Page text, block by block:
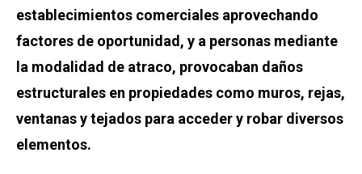
establecimientos comerciales aprovechando
factores de oportunidad, y a personas mediante
la modalidad de atraco, provocaban daños
estructurales en propiedades como muros, rejas,
ventanas y tejados para acceder y robar diversos
elementos.